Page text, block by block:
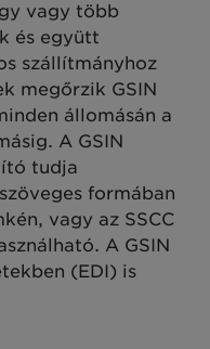
vagy több
és együtt
szállítmányhoz
megőrzik GSIN
állomásán a
A GSIN
tudja
formában
vagy az SSCC
A GSIN
(EDI) is